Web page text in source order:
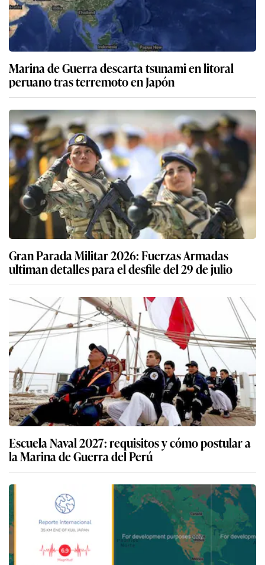
Marina de Guerra descarta tsunami en litoral
peruano tras terremoto en Japón
Gran Parada Militar 2026: Fuerzas Armadas
ultiman detalles para el desfile del 29 de julio
Escuela Naval 2027: requisitos y cómo postular a
la Marina de Guerra del Perú